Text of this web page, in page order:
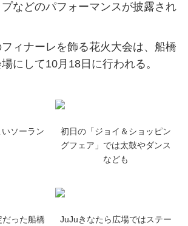
プなどのパフォーマンスが披露され
ィナーレを飾る花火大会は、船橋
にして10月18日に行われる。
ソーラン
初日の「ジョイ＆ショッピン
グフェア」では太鼓やダンス
なども
った船橋
JuJuきなたら広場ではステー